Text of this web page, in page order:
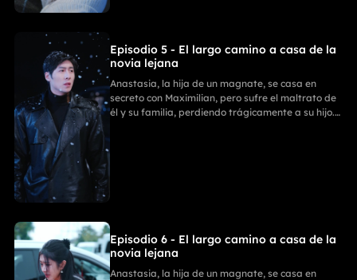
Episodio 5 - El largo camino a casa de la
novia lejana
Anastasia, la hija de un magnate, se casa en
secreto con Maximilian, pero sufre el maltrato de
él y su familia, perdiendo trágicamente a su hijo.
Anastasia se divorcia y revela su verdadera
identidad. La Familia Zhou paga por sus
Episodio 6 - El largo camino a casa de la
novia lejana
Anastasia, la hija de un magnate, se casa en